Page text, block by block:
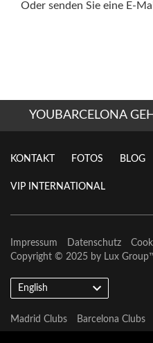
Oder senden Sie eine E-
YOUBARCELONA
KONTAKT FOTOS BLOG
VIP INTERNATIONAL
Impressum Datenschutz
Copyright © 2025 by Lux Group
English
Madrid Clubs Barcelona Clubs